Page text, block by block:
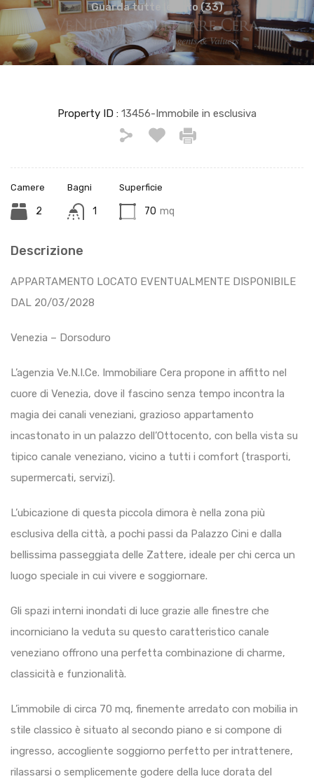
Guarda tutte le foto (33)
Property ID : 13456-Immobile in esclusiva
Camere
2
Bagni
1
Superficie
70 mq
Descrizione
APPARTAMENTO LOCATO EVENTUALMENTE DISPONIBILE
DAL 20/03/2028
Venezia – Dorsoduro
L’agenzia Ve.N.I.Ce. Immobiliare Cera propone in affitto nel
cuore di Venezia, dove il fascino senza tempo incontra la
magia dei canali veneziani, grazioso appartamento
incastonato in un palazzo dell’Ottocento, con bella vista su
tipico canale veneziano, vicino a tutti i comfort (trasporti,
supermercati, servizi).
L’ubicazione di questa piccola dimora è nella zona più
esclusiva della città, a pochi passi da Palazzo Cini e dalla
bellissima passeggiata delle Zattere, ideale per chi cerca un
luogo speciale in cui vivere e soggiornare.
Gli spazi interni inondati di luce grazie alle finestre che
incorniciano la veduta su questo caratteristico canale
veneziano offrono una perfetta combinazione di charme,
classicità e funzionalità.
L’immobile di circa 70 mq, finemente arredato con mobilia in
stile classico è situato al secondo piano e si compone di
ingresso, accogliente soggiorno perfetto per intrattenere,
rilassarsi o semplicemente godere della luce dorata del